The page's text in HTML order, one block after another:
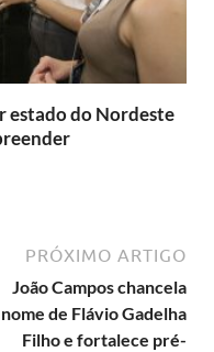
estado do Nordeste
PRÓXIMO ARTIGO
João Campos chancela
nome de Flávio Gadelha
Filho e fortalece pré-